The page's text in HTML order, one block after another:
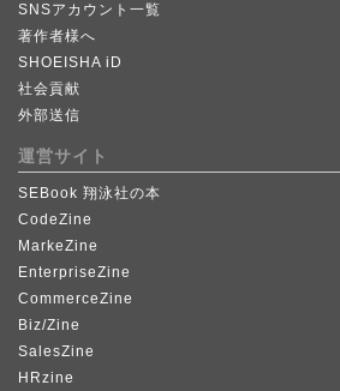
SNSアカウント一覧
著作者様へ
SHOEISHA iD
社会貢献
外部送信
運営サイト
SEBook 翔泳社の本
CodeZine
MarkeZine
EnterpriseZine
CommerceZine
Biz/Zine
SalesZine
HRzine